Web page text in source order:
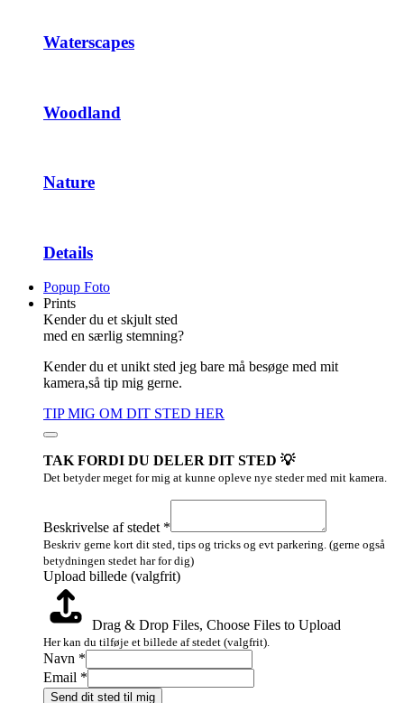
Waterscapes
Woodland
Nature
Details
Popup Foto
Prints
Kender du et skjult sted
med en særlig stemning?
Kender du et unikt sted jeg bare må besøge med mit
kamera,så tip mig gerne.
TIP MIG OM DIT STED HER
TAK FORDI DU DELER DIT STED 💡
Det betyder meget for mig at kunne opleve nye steder med mit kamera.
Beskrivelse
(valgfrit)
Beskrivelse af stedet *
Beskriv gerne kort dit sted, tips og tricks og evt parkering. (gerne også
betydningen stedet har for dig)
Upload billede (valgfrit)
Drag & Drop Files, Choose Files to Upload
Her kan du tilføje et billede af stedet (valgfrit).
Navn *
Email *
Send dit sted til mig